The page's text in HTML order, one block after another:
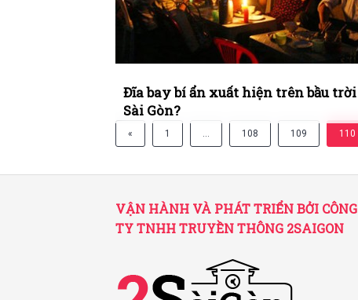
Đĩa bay bí ẩn xuất hiện trên bầu trời
Sài Gòn?
« 1 … 108 109 110
VẬN HÀNH VÀ PHÁT TRIỂN BỞI CÔNG
TY TNHH TRUYỀN THÔNG 2SAIGON